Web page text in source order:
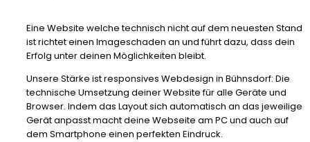
Eine Website welche technisch nicht auf dem neuesten Stand
ist richtet einen Imageschaden an und führt dazu, dass dein
Erfolg unter deinen Möglichkeiten bleibt.
Unsere Stärke ist responsives Webdesign in Bühnsdorf: Die
technische Umsetzung deiner Website für alle Geräte und
Browser. Indem das Layout sich automatisch an das jeweilige
Gerät anpasst macht deine Webseite am PC und auch auf
dem Smartphone einen perfekten Eindruck.